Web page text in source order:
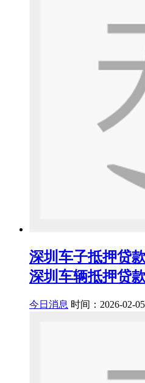
深圳车子抵押贷
深圳车辆抵押贷款
今日消息 时间：2026-02-